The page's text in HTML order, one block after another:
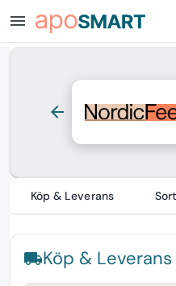
menu
arrow_back
Köp & Leverans
local_shippingKöp & Leverans